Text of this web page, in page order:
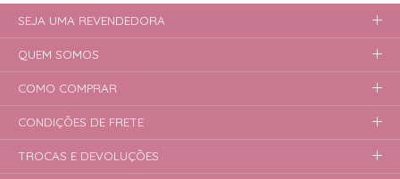
SEJA UMA REVENDEDORA
QUEM SOMOS
COMO COMPRAR
CONDIÇÕES DE FRETE
TROCAS E DEVOLUÇÕES